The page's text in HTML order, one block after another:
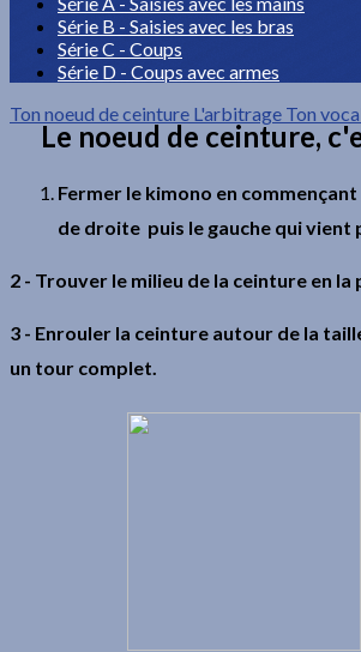
Série B - Saisies avec les bras
Série C - Coups
Série D - Coups avec armes
Ton noeud de ceinture L'arbitrage Ton
Le noeud de ceinture,
Fermer le kimono en
de droite puis le gauche qui vient
2 - Trouver le milieu de la ceinture en la
3 - Enrouler la ceinture autour de la
un tour complet.